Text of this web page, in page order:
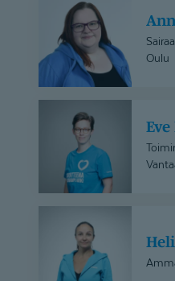
Maria
Nevala
Oulu
Keskinen
Metsänen